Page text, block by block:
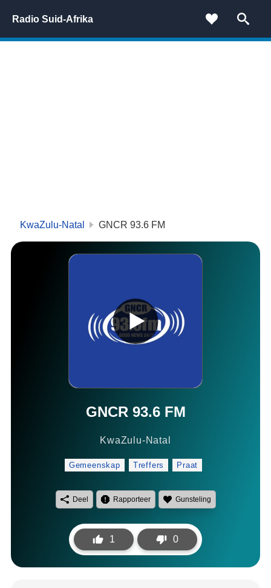
Radio Suid-Afrika
KwaZulu-Natal GNCR 93.6 FM
GNCR 93.6 FM
KwaZulu-Natal
Gemeenskap Treffers Praat
Deel Rapporteer Gunsteling
1 0